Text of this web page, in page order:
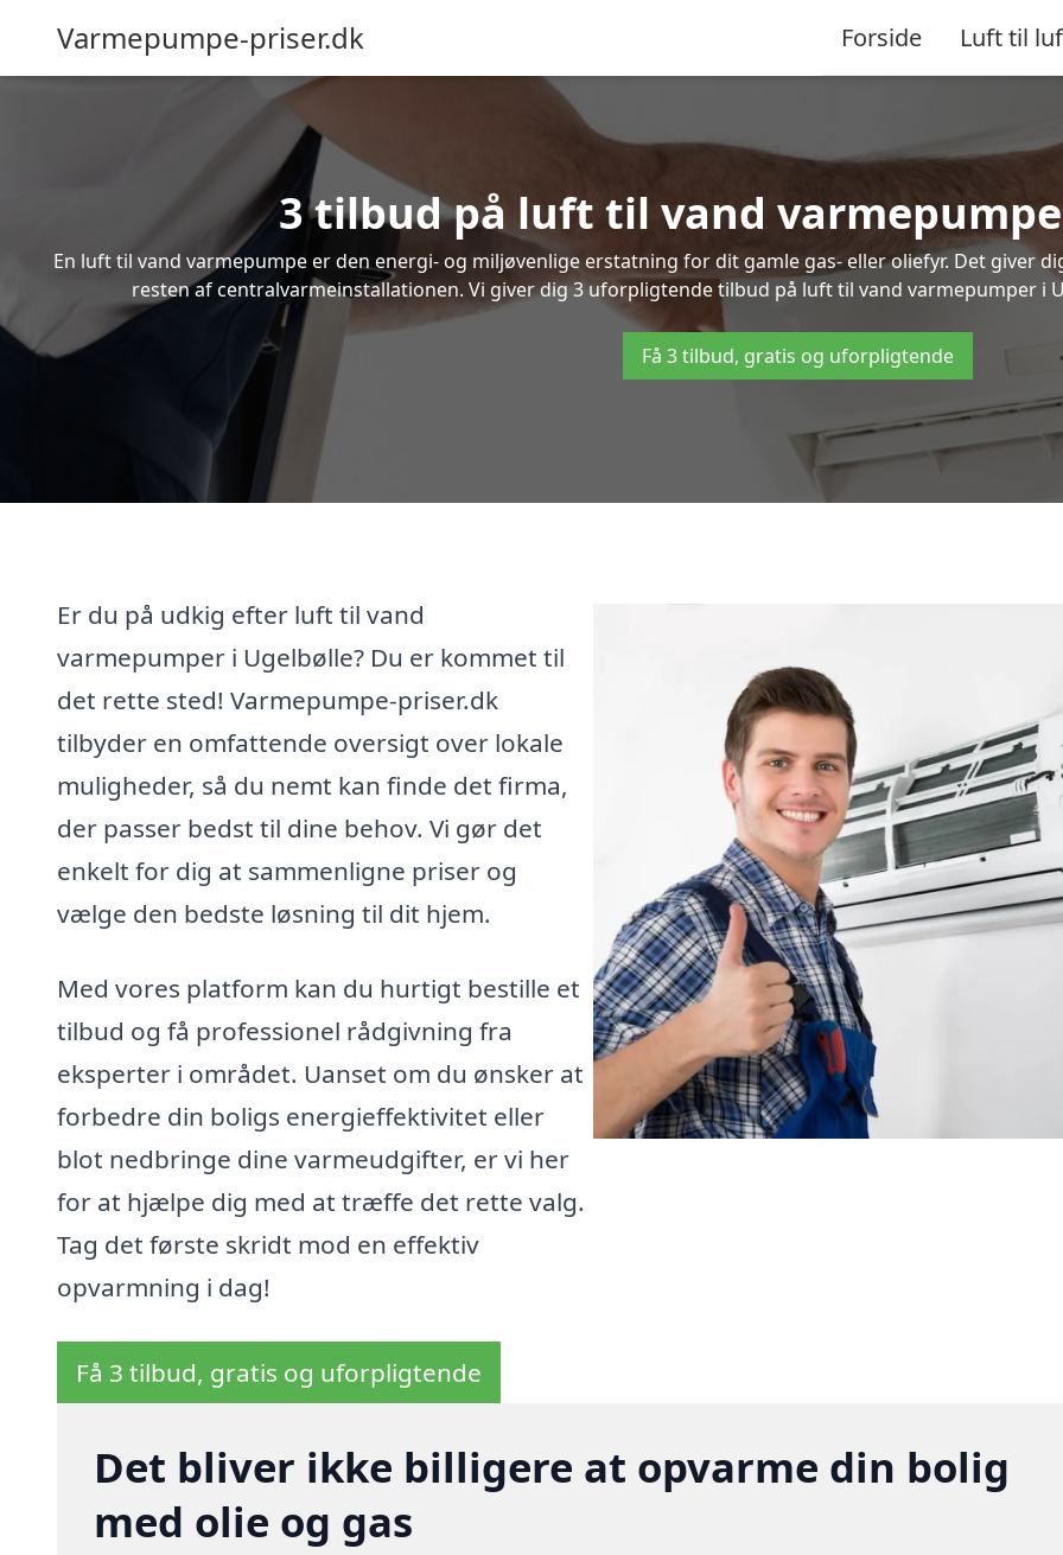
Varmepumpe-priser.dk Forside Luft til
3 tilbud på luft til vand
En luft til vand varmepumpe er den energi- og miljøvenlige erstatning for dit gamle gas- eller oliefyr. Det giver
resten af centralvarmeinstallationen. Vi giver dig 3 uforpligtende tilbud på luft til vand varmepumper i
Få 3 tilbud, gratis og uforpligtende
Er du på udkig efter luft til vand
varmepumper i Ugelbølle? Du er kommet til
det rette sted! Varmepumpe-priser.dk
tilbyder en omfattende oversigt over lokale
muligheder, så du nemt kan finde det firma,
der passer bedst til dine behov. Vi gør det
enkelt for dig at sammenligne priser og
vælge den bedste løsning til dit hjem.
Med vores platform kan du hurtigt bestille et
tilbud og få professionel rådgivning fra
eksperter i området. Uanset om du ønsker at
forbedre din boligs energieffektivitet eller
blot nedbringe dine varmeudgifter, er vi her
for at hjælpe dig med at træffe det rette valg.
Tag det første skridt mod en effektiv
opvarmning i dag!
Få 3 tilbud, gratis og uforpligtende
Det bliver ikke billigere at opvarme din bolig
med olie og gas